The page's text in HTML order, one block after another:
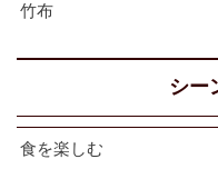
竹布
シー
食を楽しむ